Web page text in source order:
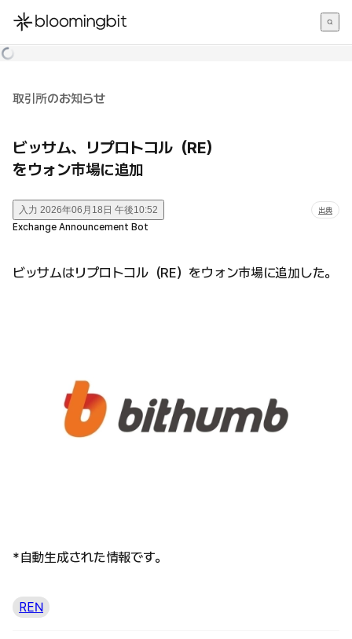
한국어
取引所のお知らせ
ビッサム、リプロトコル（RE）
をウォン市場に追加
入力 2026年06月18日 午後10:52 出典
Exchange Announcement Bot
ビッサムはリプロトコル（RE）をウォン市場に追加した。
*自動生成された情報です。
REN